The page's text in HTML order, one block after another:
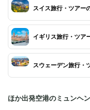
スイス旅行・ツアー
イギリス旅行・ツア
スウェーデン旅行・
ほか出発空港のミュンヘ